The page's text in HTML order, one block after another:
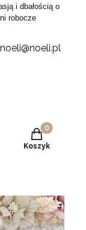
i dbałością o
robocze
Produkty w
Koszyk